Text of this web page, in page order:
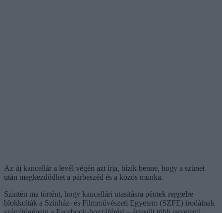
Az új kancellár a levél végén azt írja, bízik benne, hogy a szünet
után megkezdődhet a párbeszéd és a közös munka.
Szintén ma történt, hogy kancellári utasításra péntek reggelre
blokkolták a Színház- és Filmművészeti Egyetem (SZFE) irodáinak